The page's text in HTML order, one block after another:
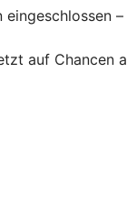
eingeschlossen
auf Chancen